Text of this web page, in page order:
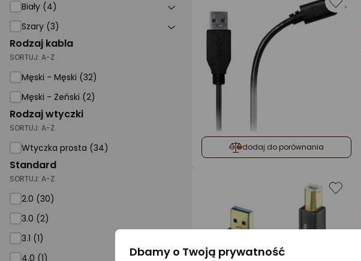
Biały (4)
Szary (3)
Rodzaj kabla
SORTUJ: A-Z
Męski - Męski (32)
Męski - Żeński (2)
Rodzaj wtyczki
SORTUJ: A-Z
Wtyczka prosta (34)
Standard
SORTUJ: A-Z
2.0 (30)
3.0 (2)
3.1 (1)
4.0 (1)
dodaj do porównania
Dbamy o Twoją prywatność